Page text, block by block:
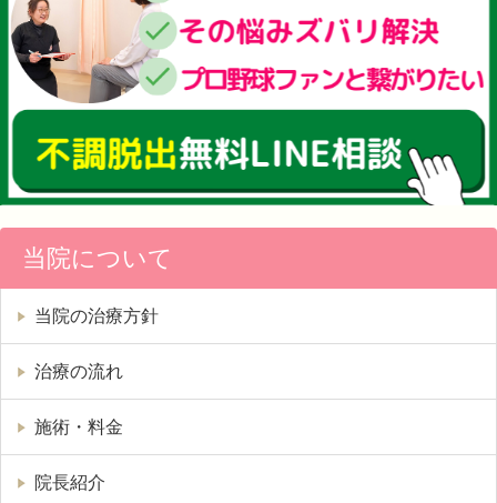
当院について
当院の治療方針
治療の流れ
施術・料金
院長紹介